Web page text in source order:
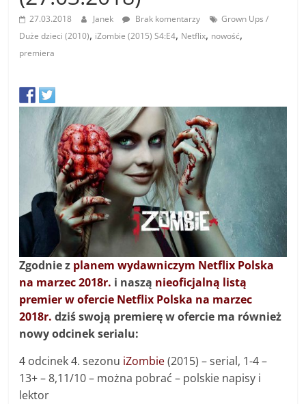
27.03.2018 Janek Brak komentarzy
Grown Ups /
Duże dzieci (2010), iZombie (2015) S4:E4, Netflix, nowość,
premiera
Zgodnie z planem wydawniczym Netflix Polska
na marzec 2018r. i naszą nieoficjalną listą
premier w ofercie Netflix Polska na marzec
2018r. dziś swoją premierę w ofercie ma również
nowy odcinek serialu:
4 odcinek 4. sezonu iZombie(2015) – serial, 1-4 –
13+ –8,11/10 – można pobrać – polskie napisy i
lektor